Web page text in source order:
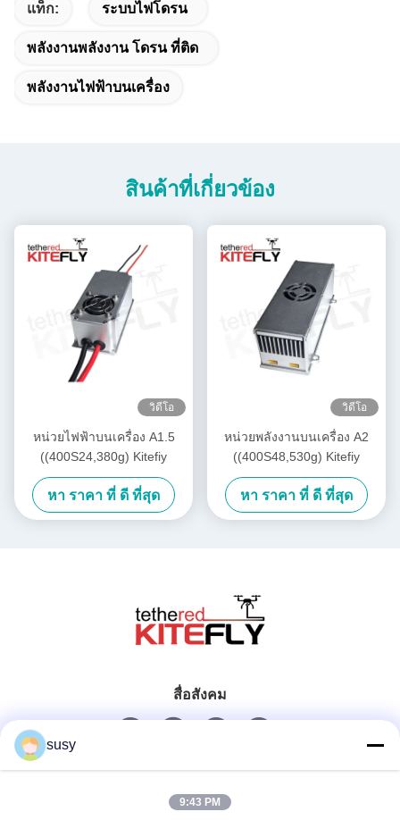
แท็ก: ระบบไฟโดรน
พลังงานพลังงาน โดรน ที่ติด
พลังงานไฟฟ้าบนเครื่อง
สินค้าที่เกี่ยวข้อง
วิดีโอ
หน่วยไฟฟ้าบนเครื่อง A1.5
((400S24,380g) Kitefiy
หา ราคา ที่ ดี ที่สุด
วิดีโอ
หน่วยพลังงานบนเครื่อง A2
((400S48,530g) Kitefiy
หา ราคา ที่ ดี ที่สุด
สื่อสังคม
ติดต่อเร็ว
susy
9:43 PM